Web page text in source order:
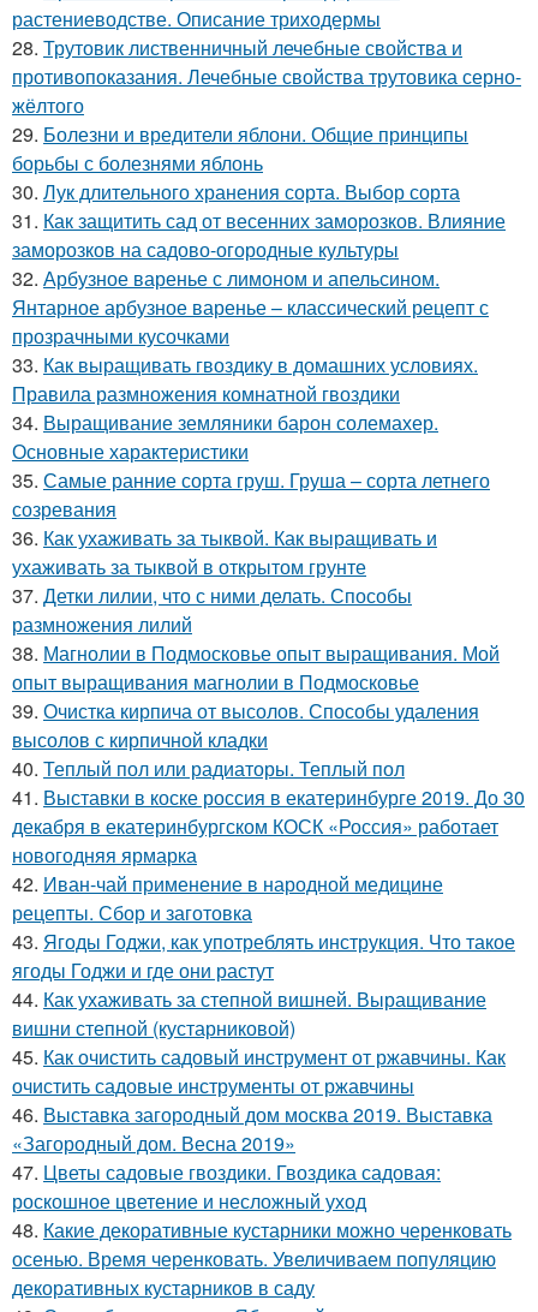
растениеводстве. Описание триходермы
28. Трутовик лиственничный лечебные свойства и
противопоказания. Лечебные свойства трутовика серно-
жёлтого
29. Болезни и вредители яблони. Общие принципы
борьбы с болезнями яблонь
30. Лук длительного хранения сорта. Выбор сорта
31. Как защитить сад от весенних заморозков. Влияние
заморозков на садово-огородные культуры
32. Арбузное варенье с лимоном и апельсином.
Янтарное арбузное варенье – классический рецепт с
прозрачными кусочками
33. Как выращивать гвоздику в домашних условиях.
Правила размножения комнатной гвоздики
34. Выращивание земляники барон солемахер.
Основные характеристики
35. Самые ранние сорта груш. Груша – сорта летнего
созревания
36. Как ухаживать за тыквой. Как выращивать и
ухаживать за тыквой в открытом грунте
37. Детки лилии, что с ними делать. Способы
размножения лилий
38. Магнолии в Подмосковье опыт выращивания. Мой
опыт выращивания магнолии в Подмосковье
39. Очистка кирпича от высолов. Способы удаления
высолов с кирпичной кладки
40. Теплый пол или радиаторы. Теплый пол
41. Выставки в коске россия в екатеринбурге 2019. До 30
декабря в екатеринбургском КОСК «Россия» работает
новогодняя ярмарка
42. Иван-чай применение в народной медицине
рецепты. Сбор и заготовка
43. Ягоды Годжи, как употреблять инструкция. Что такое
ягоды Годжи и где они растут
44. Как ухаживать за степной вишней. Выращивание
вишни степной (кустарниковой)
45. Как очистить садовый инструмент от ржавчины. Как
очистить садовые инструменты от ржавчины
46. Выставка загородный дом москва 2019. Выставка
«Загородный дом. Весна 2019»
47. Цветы садовые гвоздики. Гвоздика садовая:
роскошное цветение и несложный уход
48. Какие декоративные кустарники можно черенковать
осенью. Время черенковать. Увеличиваем популяцию
декоративных кустарников в саду